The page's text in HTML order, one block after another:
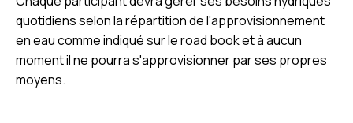
quotidiens selon la répartition de l'approvisionnement
en eau comme indiqué sur le road book et à aucun
moment il ne pourra s'approvisionner par ses propres
moyens.